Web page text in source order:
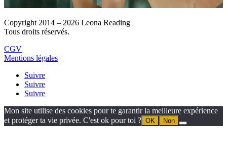
Copyright 2014 – 2026 Leona Reading
Tous droits réservés.
CGV
Mentions légales
Suivre
Suivre
Suivre
Mon site utilise des cookies pour te garantir la meilleure expérience
et protéger ta vie privée. C'est ok pour toi ? OK Non